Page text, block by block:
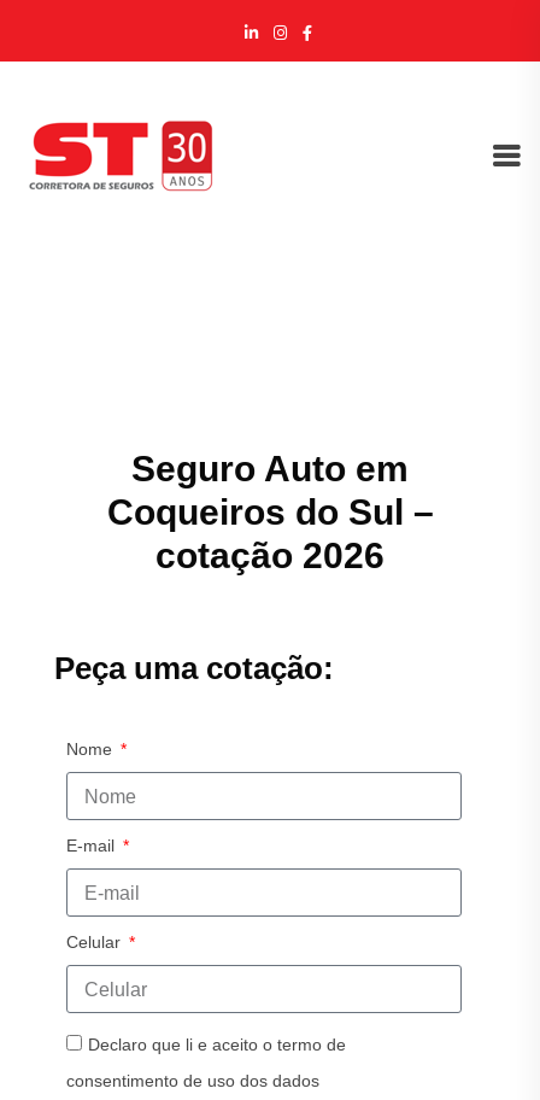
Seguro Auto em
Coqueiros do Sul –
cotação 2026
Peça uma cotação:
Nome
E-mail
Celular
Declaro que li e aceito o termo de
consentimento de uso dos dados